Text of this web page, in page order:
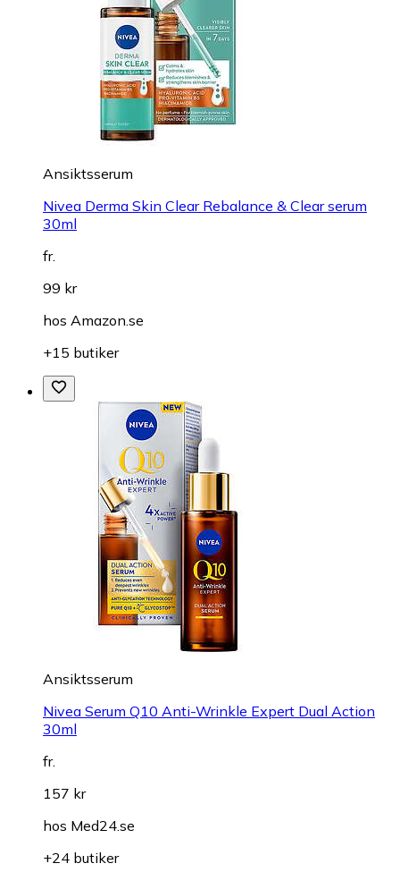
Ansiktsserum
Nivea Derma Skin Clear Rebalance & Clear serum
30ml
fr.
99 kr
hos Amazon.se
+15 butiker
Ansiktsserum
Nivea Serum Q10 Anti-Wrinkle Expert Dual Action
30ml
fr.
157 kr
hos Med24.se
+24 butiker